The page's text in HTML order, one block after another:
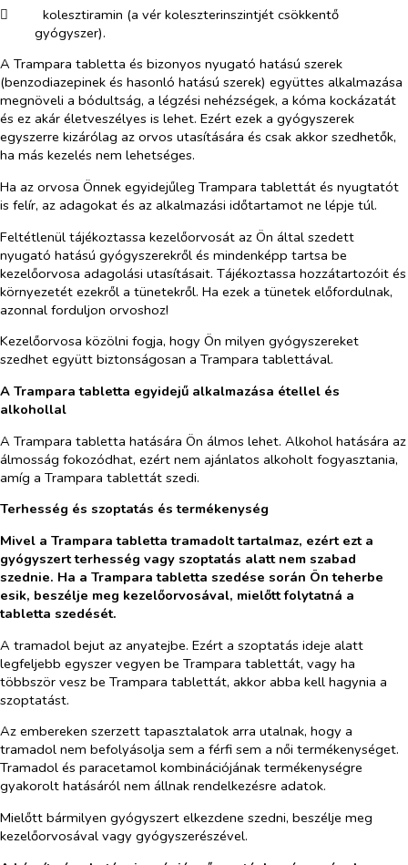
​
kolesztiramin (a vér koleszterinszintjét csökkentő
gyógyszer).
A Trampara tabletta és bizonyos nyugató hatású szerek
(benzodiazepinek és hasonló hatású szerek) együttes alkalmazása
megnöveli a bódultság, a légzési nehézségek, a kóma kockázatát
és ez akár életveszélyes is lehet. Ezért ezek a gyógyszerek
egyszerre kizárólag az orvos utasítására és csak akkor szedhetők,
ha más kezelés nem lehetséges.
Ha az orvosa Önnek egyidejűleg Trampara tablettát és nyugtatót
is felír, az adagokat és az alkalmazási időtartamot ne lépje túl.
Feltétlenül tájékoztassa kezelőorvosát az Ön által szedett
nyugató hatású gyógyszerekről és mindenképp tartsa be
kezelőorvosa adagolási utasításait. Tájékoztassa hozzátartozóit és
környezetét ezekről a tünetekről. Ha ezek a tünetek előfordulnak,
azonnal forduljon orvoshoz!
Kezelőorvosa közölni fogja, hogy Ön milyen gyógyszereket
szedhet együtt biztonságosan a Trampara tablettával.
A Trampara tabletta egyidejű alkalmazása étellel és
alkohollal
A Trampara tabletta hatására Ön álmos lehet. Alkohol hatására az
álmosság fokozódhat, ezért nem ajánlatos alkoholt fogyasztania,
amíg a Trampara tablettát szedi.
Terhesség és szoptatás és termékenység
Mivel a Trampara tabletta tramadolt tartalmaz, ezért ezt a
gyógyszert terhesség vagy szoptatás alatt nem szabad
szednie. Ha a Trampara tabletta szedése során Ön teherbe
esik, beszélje meg kezelőorvosával, mielőtt folytatná a
tabletta szedését.
A tramadol bejut az anyatejbe. Ezért a szoptatás ideje alatt
legfeljebb egyszer vegyen be Trampara tablettát, vagy ha
többször vesz be Trampara tablettát, akkor abba kell hagynia a
szoptatást.
Az embereken szerzett tapasztalatok arra utalnak, hogy a
tramadol nem befolyásolja sem a férfi sem a női termékenységet.
Tramadol és paracetamol kombinációjának termékenységre
gyakorolt hatásáról nem állnak rendelkezésre adatok.
Mielőtt bármilyen gyógyszert elkezdene szedni, beszélje meg
kezelőorvosával vagy gyógyszerészével.